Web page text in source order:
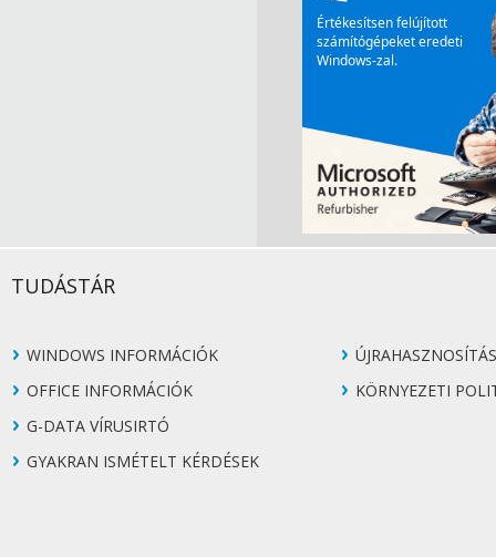
TUDÁSTÁR
WINDOWS INFORMÁCIÓK
OFFICE INFORMÁCIÓK
G-DATA VÍRUSIRTÓ
GYAKRAN ISMÉTELT KÉRDÉSEK
ÚJRAHASZNOSÍTÁS
KÖRNYEZETI